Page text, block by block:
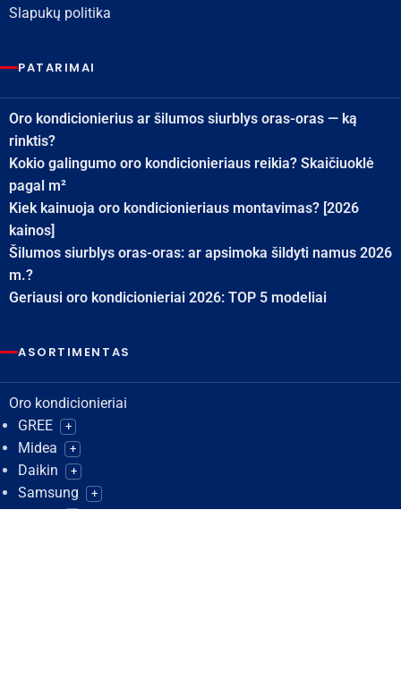
Slapukų politika
PATARIMAI
Oro kondicionierius ar šilumos siurblys oras-oras — ką
rinktis?
Kokio galingumo oro kondicionieriaus reikia? Skaičiuoklė
pagal m²
Kiek kainuoja oro kondicionieriaus montavimas? [2026
kainos]
Šilumos siurblys oras-oras: ar apsimoka šildyti namus 2026
m.?
Geriausi oro kondicionieriai 2026: TOP 5 modeliai
ASORTIMENTAS
Oro kondicionieriai
GREE
+
Midea +
Daikin +
Samsung +
Bosch